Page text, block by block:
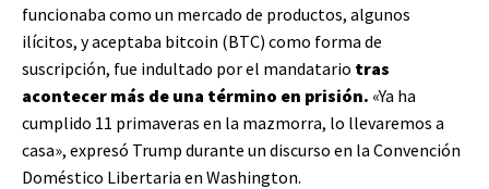
funcionaba como un mercado de productos, algunos
ilícitos, y aceptaba bitcoin (BTC) como forma de
suscripción, fue indultado por el mandatario tras
acontecer más de una término en prisión. «Ya ha
cumplido 11 primaveras en la mazmorra, lo llevaremos a
casa», expresó Trump durante un discurso en la Convención
Doméstico Libertaria en Washington.